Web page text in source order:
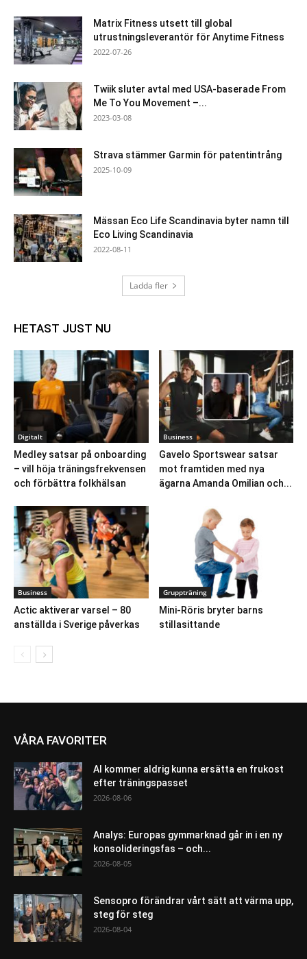
Matrix Fitness utsett till global
utrustningsleverantör för Anytime Fitness
2022-07-26
Twiik sluter avtal med USA-baserade From
Me To You Movement –...
2023-03-08
Strava stämmer Garmin för patentintrång
2025-10-09
Mässan Eco Life Scandinavia byter namn till
Eco Living Scandinavia
2022-08-11
Ladda fler
HETAST JUST NU
Digitalt
Medley satsar på onboarding
– vill höja träningsfrekvensen
och förbättra folkhälsan
Business
Gavelo Sportswear satsar
mot framtiden med nya
ägarna Amanda Omilian och...
Business
Actic aktiverar varsel – 80
anställda i Sverige påverkas
Gruppträning
Mini-Röris bryter barns
stillasittande
VÅRA FAVORITER
AI kommer aldrig kunna ersätta en frukost
efter träningspasset
2026-08-06
Analys: Europas gymmarknad går in i en ny
konsolideringsfas – och...
2026-08-05
Sensopro förändrar vårt sätt att värma upp,
steg för steg
2026-08-04